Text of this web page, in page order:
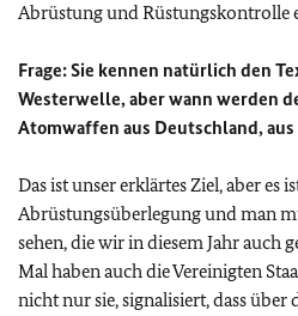
Abrüstung und Rüstungskontrolle
Frage:Sie kennen natürlich den
Westerwelle, aber wann werden
Atomwaffen aus Deutschland,
Das ist unser erklärtes Ziel, aber es
Abrüstungsüberlegung und man
sehen, die wir in diesem Jahr auch
Mal haben auch die Vereinigten
nicht nur sie, signalisiert, dass über